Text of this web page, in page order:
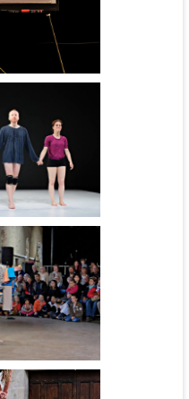
Daruma
Daruma
Commerce